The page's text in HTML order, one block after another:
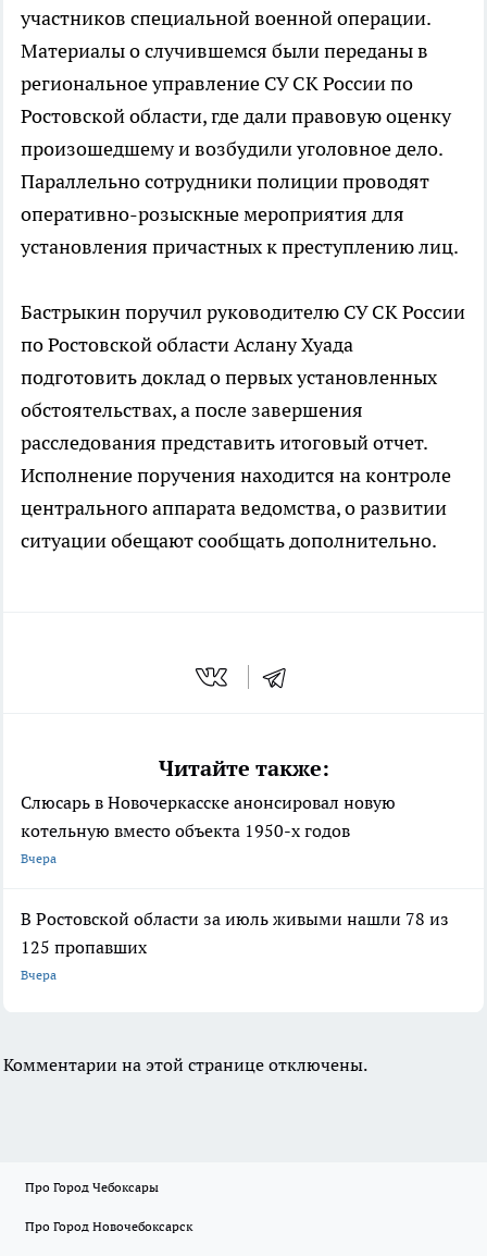
участников специальной военной операции.
Материалы о случившемся были переданы в
региональное управление СУ СК России по
Ростовской области, где дали правовую оценку
произошедшему и возбудили уголовное дело.
Параллельно сотрудники полиции проводят
оперативно-розыскные мероприятия для
установления причастных к преступлению лиц.
Бастрыкин поручил руководителю СУ СК России
по Ростовской области Аслану Хуада
подготовить доклад о первых установленных
обстоятельствах, а после завершения
расследования представить итоговый отчет.
Исполнение поручения находится на контроле
центрального аппарата ведомства, о развитии
ситуации обещают сообщать дополнительно.
Читайте также:
Слюсарь в Новочеркасске анонсировал новую
котельную вместо объекта 1950-х годов
Вчера
В Ростовской области за июль живыми нашли 78 из
125 пропавших
Вчера
Комментарии на этой странице отключены.
Про Город Чебоксары
Про Город Новочебоксарск